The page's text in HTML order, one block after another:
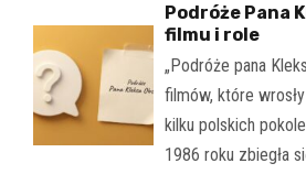
Podróże Pana
filmu i role
„Podróże pana
filmów, które
kilku polskich
1986 roku zbiegła